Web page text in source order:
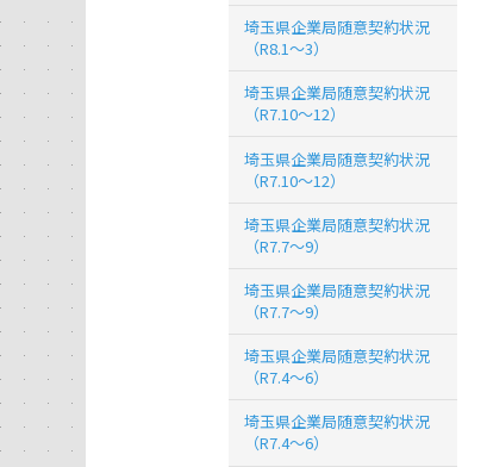
埼玉県企業局随意契約状況
（R8.1～3）
埼玉県企業局随意契約状況
（R7.10～12）
埼玉県企業局随意契約状況
（R7.10～12）
埼玉県企業局随意契約状況
（R7.7～9）
埼玉県企業局随意契約状況
（R7.7～9）
埼玉県企業局随意契約状況
（R7.4～6）
埼玉県企業局随意契約状況
（R7.4～6）